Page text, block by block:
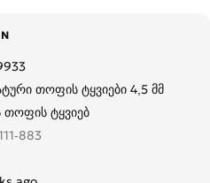
თოფის ტყვიები 4,5 მმ
თოფის ტყვიებ
883